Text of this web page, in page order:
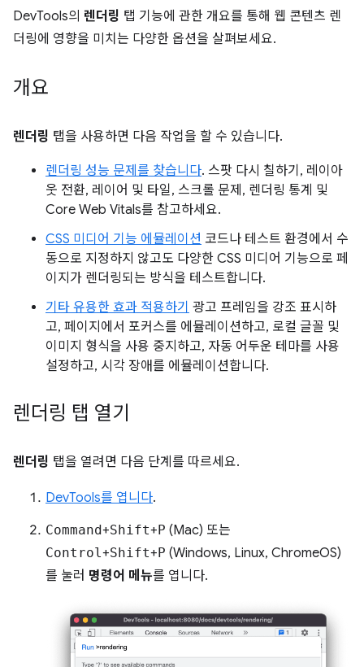
DevTools의 렌더링 탭 기능에 관한 개요를 통해 웹 콘텐츠 렌
더링에 영향을 미치는 다양한 옵션을 살펴보세요.
개요
렌더링 탭을 사용하면 다음 작업을 할 수 있습니다.
렌더링 성능 문제를 찾습니다. 스팟 다시 칠하기, 레이아
웃 전환, 레이어 및 타일, 스크롤 문제, 렌더링 통계 및
Core Web Vitals를 참고하세요.
CSS 미디어 기능 에뮬레이션 코드나 테스트 환경에서 수
동으로 지정하지 않고도 다양한 CSS 미디어 기능으로 페
이지가 렌더링되는 방식을 테스트합니다.
기타 유용한 효과 적용하기 광고 프레임을 강조 표시하
고, 페이지에서 포커스를 에뮬레이션하고, 로컬 글꼴 및
이미지 형식을 사용 중지하고, 자동 어두운 테마를 사용
설정하고, 시각 장애를 에뮬레이션합니다.
렌더링 탭 열기
렌더링 탭을 열려면 다음 단계를 따르세요.
DevTools를 엽니다.
Command+Shift+P (Mac) 또는
Control+Shift+P (Windows, Linux, ChromeOS)
를 눌러 명령어 메뉴를 엽니다.